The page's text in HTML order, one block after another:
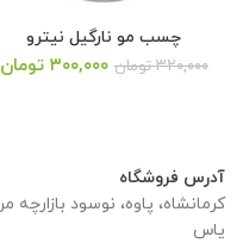
چسب مو نارگیل نیترو
۳۲۰,۰۰۰ تومان ۳۰۰,۰۰۰ تومان
قیمت
قیمت
آدرس فروشگاه
یاس